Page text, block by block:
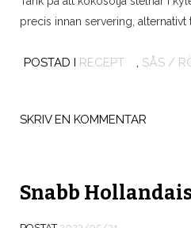
precis innan servering, alternativt
POSTAD I RECEPT , SÅS /
SKRIV EN KOMMENTAR
Snabb